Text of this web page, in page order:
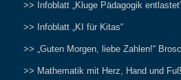
>> Infoblatt „Kluge Pädagogik
>> Infoblatt „KI für Kitas“
>> „Guten Morgen, liebe Zahlen!“
>> Mathematik mit Herz, Hand und